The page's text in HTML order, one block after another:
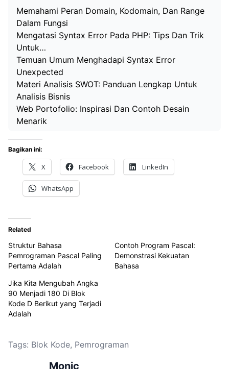
Memahami Peran Domain, Kodomain, Dan Range
Dalam Fungsi
Mengatasi Syntax Error Pada PHP: Tips Dan Trik
Untuk…
Temuan Umum Menghadapi Syntax Error
Unexpected
Materi Analisis SWOT: Panduan Lengkap Untuk
Analisis Bisnis
Web Portofolio: Inspirasi Dan Contoh Desain
Menarik
Bagikan ini:
X Facebook LinkedIn
WhatsApp
Related
Struktur Bahasa
Pemrograman Pascal Paling
Pertama Adalah
Contoh Program Pascal:
Demonstrasi Kekuatan
Bahasa
Jika Kita Mengubah Angka
90 Menjadi 180 Di Blok
Kode D Berikut yang Terjadi
Adalah
Tags: Blok Kode, Pemrograman
Monic